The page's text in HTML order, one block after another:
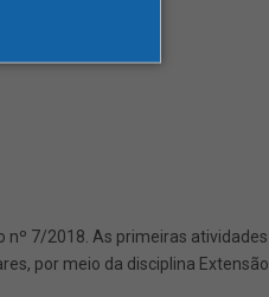
nº 7/2018. As primeiras
por meio da disciplina Extensão